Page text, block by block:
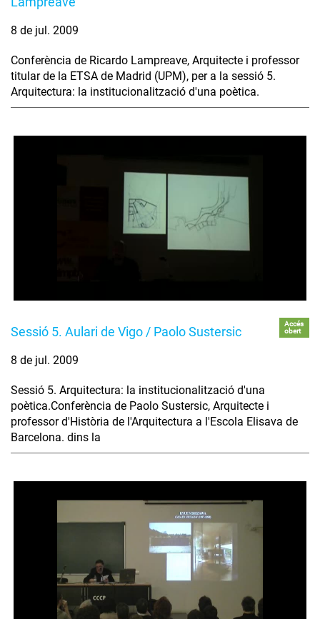
8 de jul. 2009
Conferència de Ricardo Lampreave, Arquitecte i professor
titular de la ETSA de Madrid (UPM), per a la sessió 5.
Arquitectura: la institucionalització d'una poètica.
Sessió 5. Aulari de Vigo / Paolo Sustersic
Accés
obert
8 de jul. 2009
Sessió 5. Arquitectura: la institucionalització d'una
poètica.Conferència de Paolo Sustersic, Arquitecte i
professor d'Història de l'Arquitectura a l'Escola Elisava de
Barcelona. dins la